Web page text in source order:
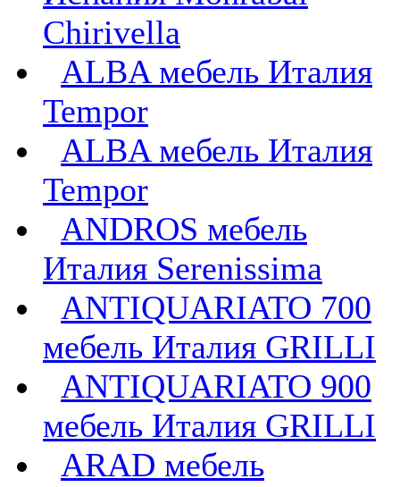
Chirivella
ALBA мебель Италия
Tempor
ALBA мебель Италия
Tempor
ANDROS мебель
Италия Serenissima
ANTIQUARIATO 700
мебель Италия GRILLI
ANTIQUARIATO 900
мебель Италия GRILLI
ARAD мебель